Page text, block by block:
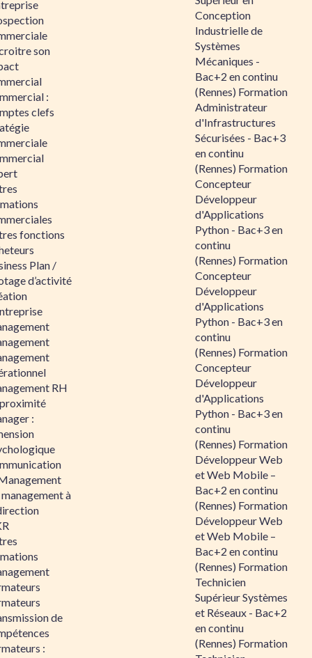
son
:
clefs
fonctions
Plan /
d’activité
RH
:
à
de
:
Conception
Industrielle de
Systèmes
Mécaniques -
Bac+2 en continu
(Rennes) Formation
Administrateur
d'Infrastructures
Sécurisées - Bac+3
en continu
(Rennes) Formation
Concepteur
Développeur
d'Applications
Python - Bac+3 en
continu
(Rennes) Formation
Concepteur
Développeur
d'Applications
Python - Bac+3 en
continu
(Rennes) Formation
Concepteur
Développeur
d'Applications
Python - Bac+3 en
continu
(Rennes) Formation
Développeur Web
et Web Mobile –
Bac+2 en continu
(Rennes) Formation
Développeur Web
et Web Mobile –
Bac+2 en continu
(Rennes) Formation
Technicien
Supérieur Systèmes
et Réseaux - Bac+2
en continu
(Rennes) Formation